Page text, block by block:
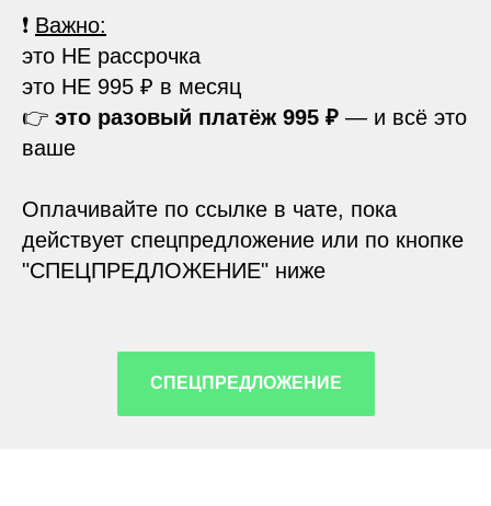
❗ Важно:
это НЕ рассрочка
это НЕ 995 ₽ в месяц
👉 это разовый платёж 995 ₽ — и всё это
ваше
Оплачивайте по ссылке в чате, пока
действует спецпредложение или по кнопке
"СПЕЦПРЕДЛОЖЕНИЕ" ниже
СПЕЦПРЕДЛОЖЕНИЕ